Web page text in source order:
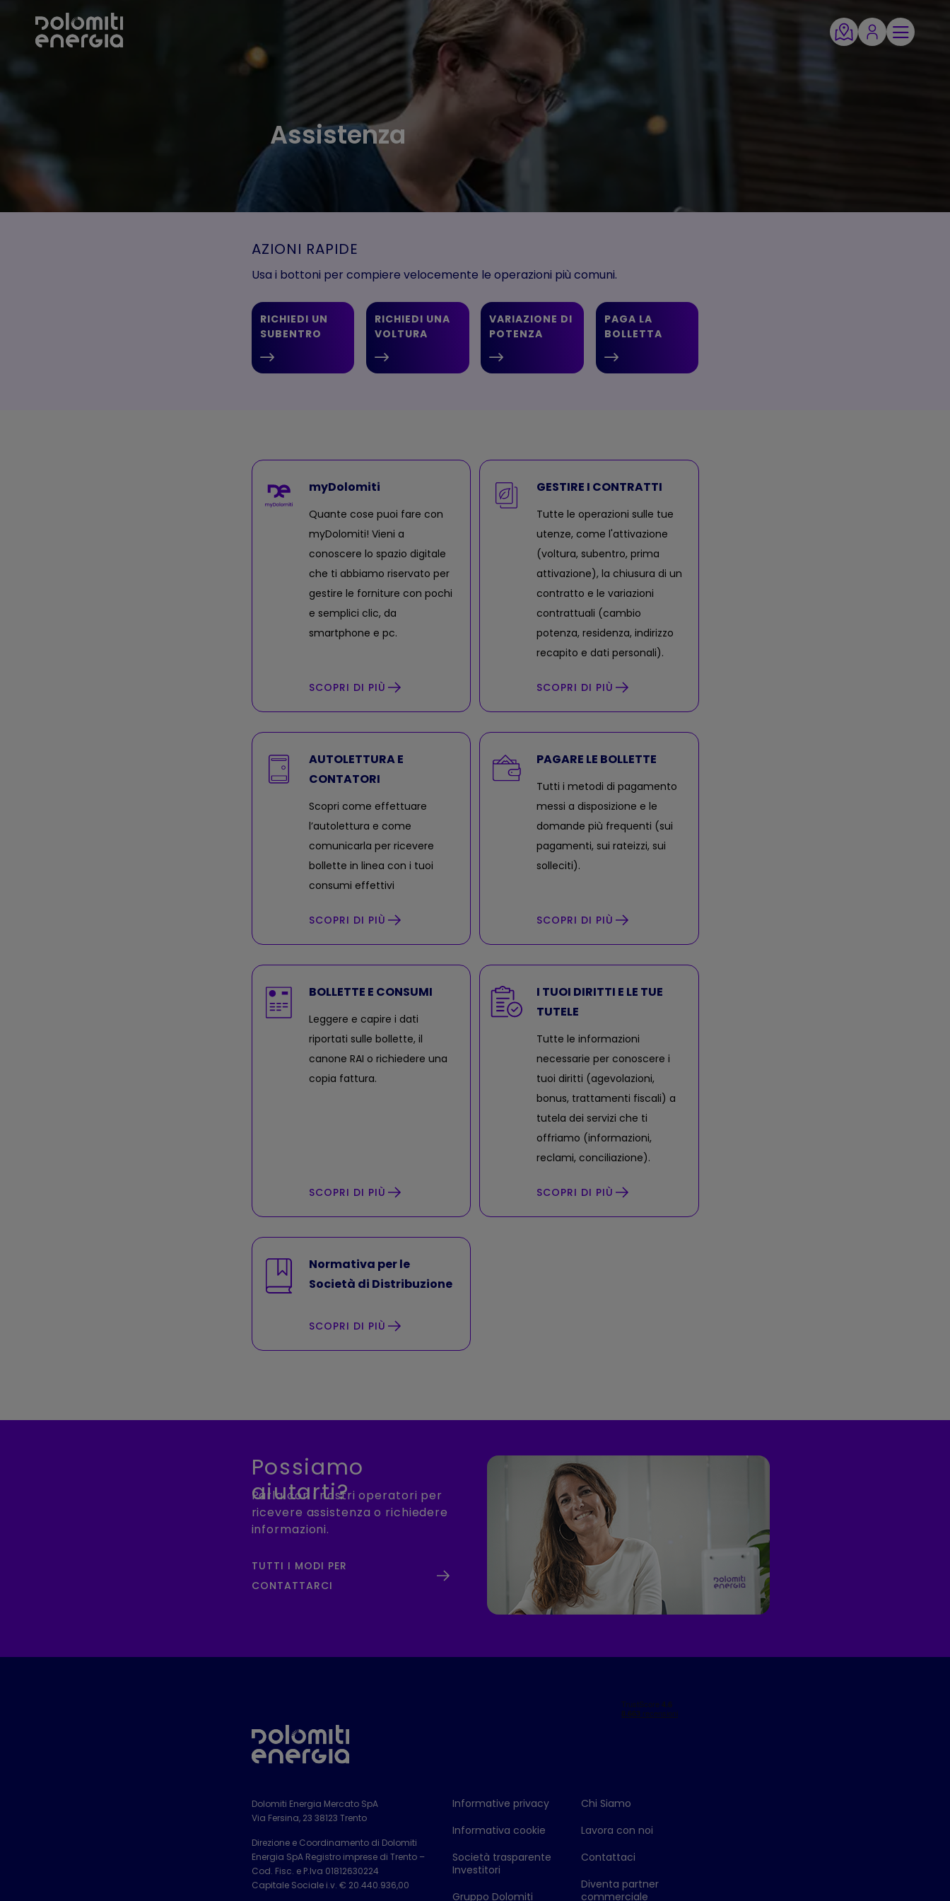
Assistenza
AZIONI RAPIDE
Usa i bottoni per compiere velocemente le operazioni più comuni.
RICHIEDI UN
SUBENTRO
RICHIEDI UNA
VOLTURA
VARIAZIONE DI
POTENZA
PAGA LA
BOLLETTA
myDolomiti
Quante cose puoi fare con
myDolomiti! Vieni a
conoscere lo spazio digitale
che ti abbiamo riservato per
gestire le forniture con pochi
e semplici clic, da
smartphone e pc.
SCOPRI DI PIÙ
GESTIRE I CONTRATTI
Tutte le operazioni sulle tue
utenze, come l'attivazione
(voltura, subentro, prima
attivazione), la chiusura di un
contratto e le variazioni
contrattuali (cambio
potenza, residenza, indirizzo
recapito e dati personali).
SCOPRI DI PIÙ
AUTOLETTURA E
CONTATORI
Scopri come effettuare
l’autolettura e come
comunicarla per ricevere
bollette in linea con i tuoi
consumi effettivi
SCOPRI DI PIÙ
PAGARE LE BOLLETTE
Tutti i metodi di pagamento
messi a disposizione e le
domande più frequenti (sui
pagamenti, sui rateizzi, sui
solleciti).
SCOPRI DI PIÙ
BOLLETTE E CONSUMI
Leggere e capire i dati
riportati sulle bollette, il
canone RAI o richiedere una
copia fattura.
SCOPRI DI PIÙ
I TUOI DIRITTI E LE TUE
TUTELE
Tutte le informazioni
necessarie per conoscere i
tuoi diritti (agevolazioni,
bonus, trattamenti fiscali) a
tutela dei servizi che ti
offriamo (informazioni,
reclami, conciliazione).
SCOPRI DI PIÙ
Normativa per le
Società di Distribuzione
SCOPRI DI PIÙ
Possiamo
aiutarti?
Parla con i nostri operatori per
ricevere assistenza o richiedere
informazioni.
TUTTI I MODI PER
CONTATTARCI
Dolomiti Energia Mercato SpA
Via Fersina, 23 38123 Trento
Direzione e Coordinamento di Dolomiti
Energia SpA Registro imprese di Trento –
Cod. Fisc. e P.Iva 01812630224
Capitale Sociale i.v. € 20.440.936,00
Informative privacy
Informativa cookie
Società trasparente
Investitori
Gruppo Dolomiti
Chi Siamo
Lavora con noi
Contattaci
Diventa partner
commerciale